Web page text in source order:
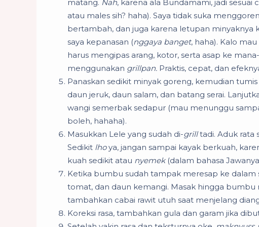
matang. Nah, karena ala Bundamami, jadi
atau males sih? haha). Saya tidak suka
bertambah, dan juga karena letupan
saya kepanasan (nggaya banget, haha). Kalo
harus mengipas arang, kotor, serta asap ke
menggunakan grillpan. Praktis, cepat, dan
Panaskan sedikit minyak goreng, kemudian
daun jeruk, daun salam, dan batang serai.
wangi semerbak sedapur (mau menunggu
boleh, hahaha).
Masukkan Lele yang sudah di-grilltadi. Aduk rata
Sedikit lhoya, jangan sampai kayak berkuah,
kuah sedikit atau nyemek(dalam bahasa
Ketika bumbu sudah tampak meresap ke
tomat, dan daun kemangi. Masak hingga bumbu
tambahkan cabai rawit utuh saat menjelang
Koreksi rasa, tambahkan gula dan garam jika